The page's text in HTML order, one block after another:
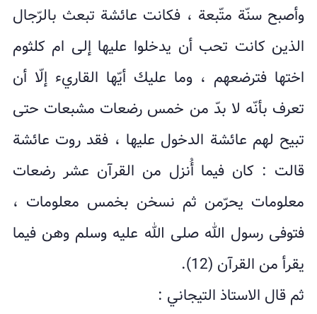
وأصبح سنّة متّبعة ، فکانت عائشة تبعث بالرّجال
الذین کانت تحب أن یدخلوا علیها إلى ام کلثوم
اختها فترضعهم ، وما علیك أیّها القاريء إلّا أن
تعرف بأنّه لا بدّ من خمس رضعات مشبعات حتى
تبیح لهم عائشة الدخول علیها ، فقد روت عائشة
قالت : کان فيما أُنزل من القرآن عشر رضعات
معلومات یحرّمن ثم نسخن بخمس معلومات ،
فتوفى رسول الله صلى الله علیه وسلم وهن فيما
یقرأ من القرآن (12).
ثم قال الاستاذ التيجاني :